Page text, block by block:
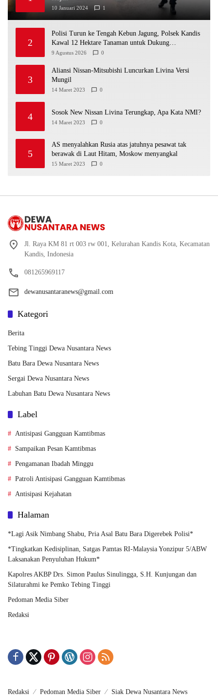
10 Januari 2024 1
2
Polisi Turun ke Tengah Kebun Jagung, Polsek Kandis
Kawal 12 Hektare Tanaman untuk Dukung
Swasembada Pangan
9 Agustus 2026 0
3
Aliansi Nissan-Mitsubishi Luncurkan Livina Versi
Mungil
14 Maret 2023 0
4 Sosok New Nissan Livina Terungkap, Apa Kata NMI?
14 Maret 2023 0
5
AS menyalahkan Rusia atas jatuhnya pesawat tak
berawak di Laut Hitam, Moskow menyangkal
15 Maret 2023 0
Jl. Raya KM 81 rt 003 rw 001, Kelurahan Kandis Kota, Kecamatan
Kandis, Indonesia
081265969117
dewanusantaranews@gmail.com
Kategori
Berita
Tebing Tinggi Dewa Nusantara News
Batu Bara Dewa Nusantara News
Sergai Dewa Nusantara News
Labuhan Batu Dewa Nusantara News
Label
Antisipasi Gangguan Kamtibmas
Sampaikan Pesan Kamtibmas
Pengamanan Ibadah Minggu
Patroli Antisipasi Gangguan Kamtibmas
Antisipasi Kejahatan
Halaman
*Lagi Asik Nimbang Shabu, Pria Asal Batu Bara Digerebek Polisi*
*Tingkatkan Kedisiplinan, Satgas Pamtas RI-Malaysia Yonzipur 5/ABW
Laksanakan Penyuluhan Hukum*
Kapolres AKBP Drs. Simon Paulus Sinulingga, S.H. Kunjungan dan
Silaturahmi ke Pemko Tebing Tinggi
Pedoman Media Siber
Redaksi
Redaksi Pedoman Media Siber Siak Dewa Nusantara News